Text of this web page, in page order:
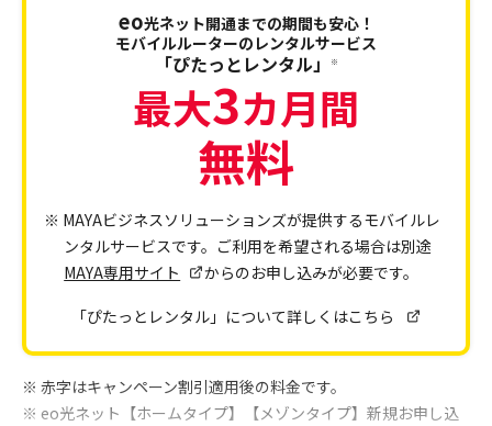
eo光ネット開通までの期間も安心！
モバイルルーターのレンタルサービス
「ぴたっとレンタル」 ※
最大3カ月間
無料
※ MAYAビジネスソリューションズが提供するモバイルレ
ンタルサービスです。ご利用を希望される場合は別途
MAYA専用サイト
からのお申し込みが必要です。
「ぴたっとレンタル」について詳しくはこちら
※ 赤字はキャンペーン割引適用後の料金です。
※ eo光ネット【ホームタイプ】【メゾンタイプ】新規お申し込